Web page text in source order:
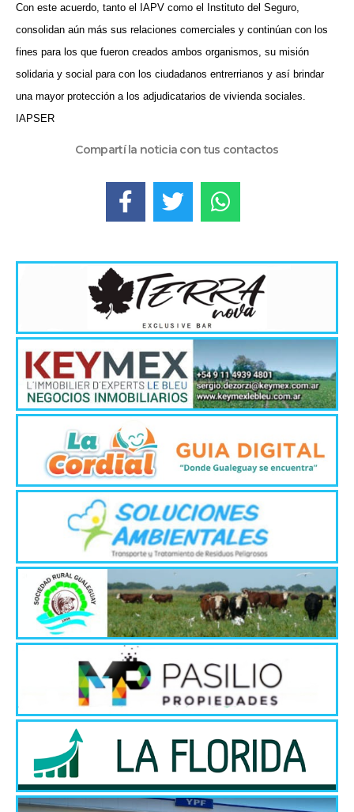
Con este acuerdo, tanto el IAPV como el Instituto del Seguro,
consolidan aún más sus relaciones comerciales y continúan con los
fines para los que fueron creados ambos organismos, su misión
solidaria y social para con los ciudadanos entrerrianos y así brindar
una mayor protección a los adjudicatarios de vivienda sociales.
IAPSER
Compartí la noticia con tus contactos